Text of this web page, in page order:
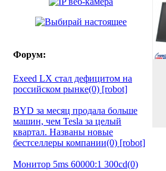
Форум:
Exeed LX стал дефицитом на
российском рынке(0) [robot]
BYD за месяц продала больше
машин, чем Tesla за целый
квартал. Названы новые
бестселлеры компании(0) [robot]
Монитор 5ms 60000:1 300cd(0)